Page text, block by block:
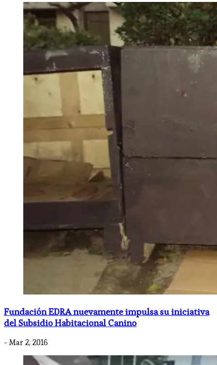
Fundación EDRA nuevamente impulsa su iniciativa
del Subsidio Habitacional Canino
- Mar 2, 2016